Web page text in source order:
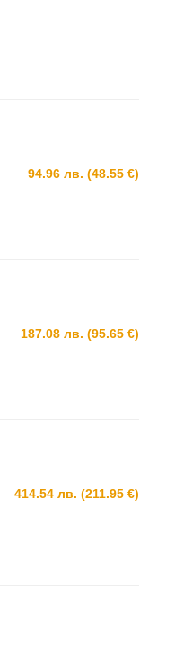
94.96 лв. (48.55 €)
187.08 лв. (95.65 €)
414.54 лв. (211.95 €)